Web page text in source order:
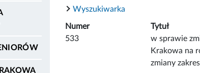
Wyszukiwarka
Numer Tytuł
533
w sprawie
Krakowa na
zmiany